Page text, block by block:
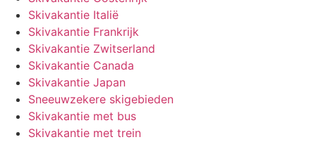
Skivakantie Italië
Skivakantie Frankrijk
Skivakantie Zwitserland
Skivakantie Canada
Skivakantie Japan
Sneeuwzekere skigebieden
Skivakantie met bus
Skivakantie met trein